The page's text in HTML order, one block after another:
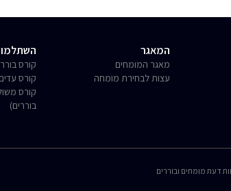
המאגר
מאגר המומחים
עצות לבחירת מומחה
קורס
קורס
קורס
בוררים)